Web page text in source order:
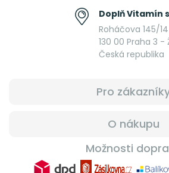
Doplň Vitamín
Roháčova 145/14
130 00 Praha 3 -
Česká republika
Pro
O nákupu
Možnosti